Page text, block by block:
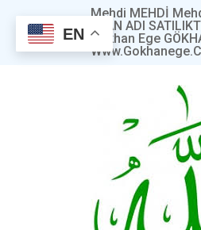
Mehdi MEHDİ
ALAN ADI
Gökhan Ege
EN